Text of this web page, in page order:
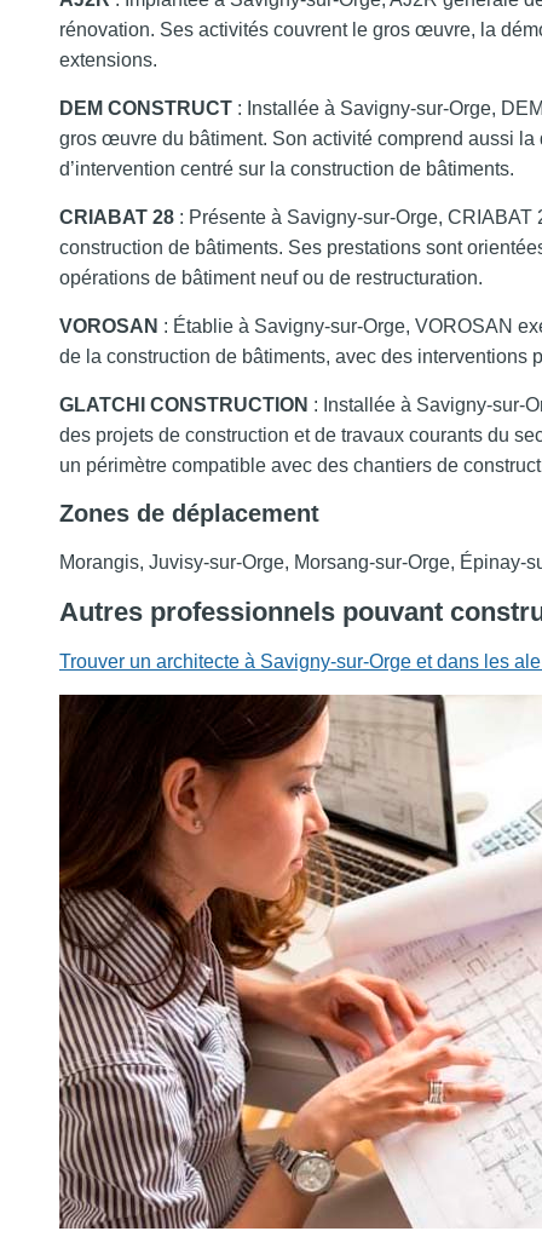
rénovation. Ses activités couvrent le gros œuvre, la
extensions.
DEM CONSTRUCT : Installée à Savigny-sur-Orge,
gros œuvre du bâtiment. Son activité comprend aussi
d’intervention centré sur la construction de bâtiments.
CRIABAT 28 : Présente à Savigny-sur-Orge,
construction de bâtiments. Ses prestations sont
opérations de bâtiment neuf ou de restructuration.
VOROSAN : Établie à Savigny-sur-Orge, VOROSAN
de la construction de bâtiments, avec des
GLATCHI CONSTRUCTION : Installée à Savigny-sur-
des projets de construction et de travaux courants du
un périmètre compatible avec des chantiers de
Zones de déplacement
Morangis, Juvisy-sur-Orge, Morsang-sur-Orge, Épinay-
Autres professionnels pouvant
Trouver un architecte à Savigny-sur-Orge et dans les